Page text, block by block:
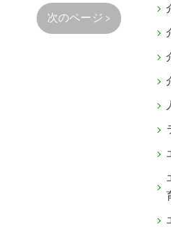
次のページ >